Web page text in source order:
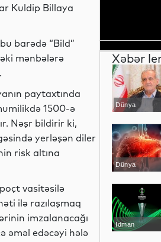
Kuldip Billaya
barədə “Bild”
mənbələrə
paytaxtında
1500-ə
Nəşr bildirir ki,
yerləşən diler
risk altına
vasitəsilə
ilə razılaşmaq
imzalanacağı
əməl edəcəyi hələ
Xəbər
Dünya
Dünya
İdman